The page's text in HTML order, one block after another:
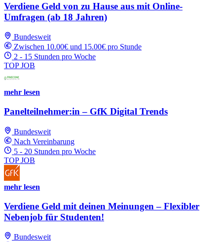
Verdiene Geld von zu Hause aus mit Online-
Umfragen (ab 18 Jahren)
Bundesweit
Zwischen 10.00€ und 15.00€ pro Stunde
2 - 15 Stunden pro Woche
TOP JOB
mehr lesen
Panelteilnehmer:in – GfK Digital Trends
Bundesweit
Nach Vereinbarung
5 - 20 Stunden pro Woche
TOP JOB
mehr lesen
Verdiene Geld mit deinen Meinungen – Flexibler
Nebenjob für Studenten!
Bundesweit